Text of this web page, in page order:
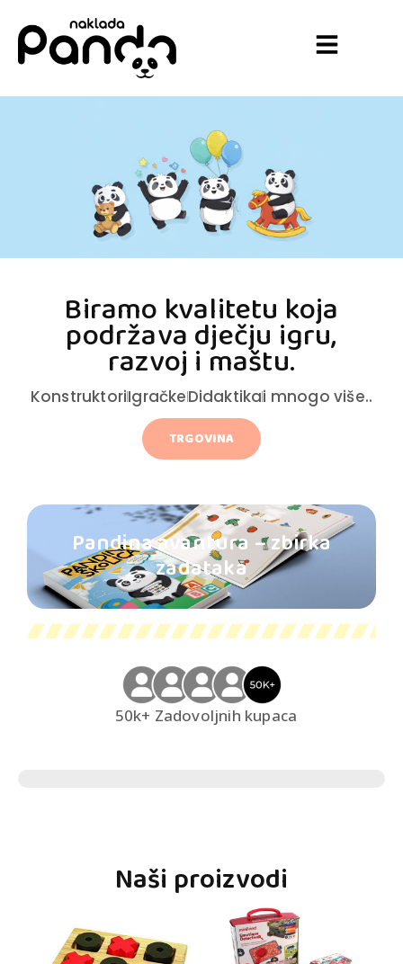
Biramo kvalitetu koja
podržava dječju igru,
razvoj i maštu.
KonstruktoriIgračkeDidaktikai mnogo više..
TRGOVINA
Pandina avantura – zbirka
zadataka
50k+ Zadovoljnih kupaca
Naši proizvodi